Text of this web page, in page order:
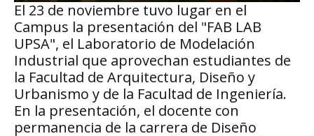
El 23 de noviembre tuvo lugar en el
Campus la presentación del "FAB LAB
UPSA", el Laboratorio de Modelación
Industrial que aprovechan estudiantes de
la Facultad de Arquitectura, Diseño y
Urbanismo y de la Facultad de Ingeniería.
En la presentación, el docente con
permanencia de la carrera de Diseño